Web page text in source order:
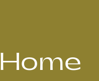
Home